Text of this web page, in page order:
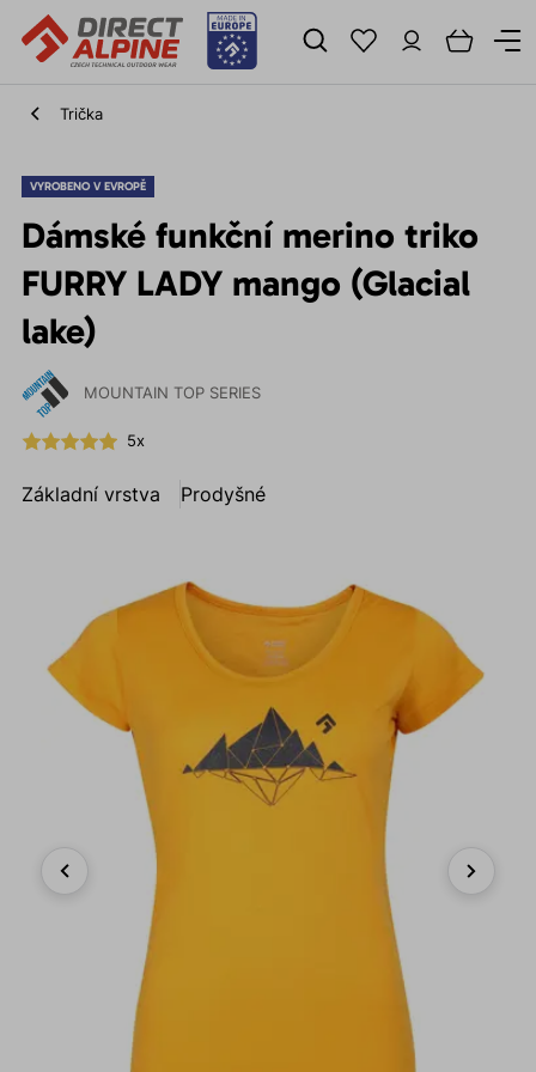
Trička
VYROBENO V EVROPĚ
Dámské funkční merino triko
FURRY LADY mango (Glacial
lake)
MOUNTAIN TOP SERIES
5x
Základní vrstva Prodyšné